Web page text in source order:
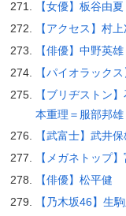
【女優】板谷由夏
【アクセス】村上
【俳優】中野英
【パイオラック
【ブリヂストン
本重理＝服部邦
【武富士】武井
【メガネトップ
【俳優】松平健
【乃木坂46】生